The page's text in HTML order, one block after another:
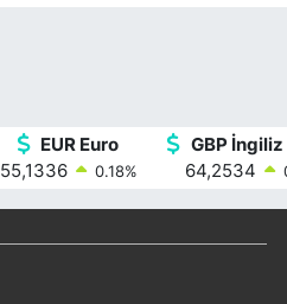
EUR Euro
55,1336
0.18%
GBP
64,2534